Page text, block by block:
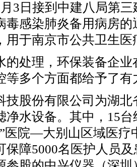
3日接到中建八局第
毒感染肺炎备用病房
用于南京市公共卫生
的处理，环保装备企
等多个方面都给予了有
技股份有限公司为湖
净水设备。其中，15
医院—大别山区域医疗
保障5000名医护人员